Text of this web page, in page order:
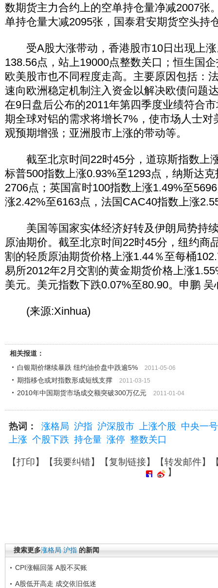
数期货主力合约上的空单持仓量净减2007张
单持仓量大减2095张，国泰君安期货空头持
受A股大涨带动，香港股市10日出现上涨
138.56点，站上19000点整数关口；恒生国
欧美股市也不同程度走高。主要原因包括：
速向欧洲稳定机制注入资金以解决欧债问题
在9日盘后公布的2011年第四季度业绩符合
期全球对铝的需求将增长7%，使市场人士对
观预期增强；亚洲股市上涨的带动等。
截至北京时间22时45分，道琼斯指数上
标普500指数上涨0.93%至1293点，纳斯达
2706点；英国富时100指数上涨1.49%至
涨2.42%至6163点，法国CAC40指数上涨
美国等国家实体经济好转及伊朗局势持
原油期价。截至北京时间22时45分，纽约商
割的轻质原油期货价格上涨1.44％至每桶
易所2012年2月交割的黄金期货价格上涨
美元。美元指数下跌0.07%至80.90。申鹏 吴
(来源:Xinhua)
相关报道：
白银期价继续暴跌 纽约油价盘中跌逾5%
2011-05-06
期指移仓或对指数形成短线支撑 2011-03-15
2010年中国期货市场成交额突破300万亿元 2011-01-04
热词： 涨格局 沪指 沪深股市 上涨个股 中央一
上涨 个股下跌 持仓量 涨停 整数关口
【打印】【我要纠错】【复制链接】【转发邮件】
】
搜索更多涨格局 沪指 的新闻
CPI涨幅回落 A股不买账
A股低开高走 成交依旧低迷